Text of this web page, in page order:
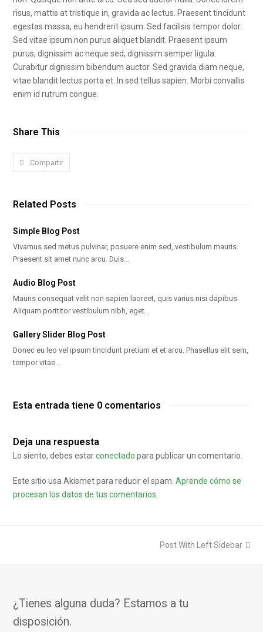
risus, mattis at tristique in, gravida ac lectus. Praesent tincidunt
egestas massa, eu hendrerit ipsum. Sed facilisis tempor dolor.
Sed vitae ipsum non purus aliquet blandit. Praesent ipsum
purus, dignissim ac neque sed, dignissim semper ligula.
Curabitur dignissim bibendum auctor. Sed gravida diam neque,
vitae blandit lectus porta et. In sed tellus sapien. Morbi convallis
enim id rutrum congue.
Share This
Compartir
Related Posts
Simple Blog Post
Vivamus sed metus pulvinar, posuere enim sed, vestibulum mauris.
Praesent sit amet nunc arcu. Duis…
Audio Blog Post
Mauris consequat velit non sapien laoreet, quis varius nisi dapibus.
Aliquam porttitor vestibulum nibh, eget…
Gallery Slider Blog Post
Donec eu leo vel ipsum tincidunt pretium et et arcu. Phasellus elit sem,
tempor vitae…
Esta entrada tiene 0 comentarios
Deja una respuesta
Lo siento, debes estarconectado para publicar un comentario.
Este sitio usa Akismet para reducir el spam.Aprende cómo se
procesan los datos de tus comentarios.
next
Post With Left Sidebar
¿Tienes alguna duda? Estamos a tu
disposición.